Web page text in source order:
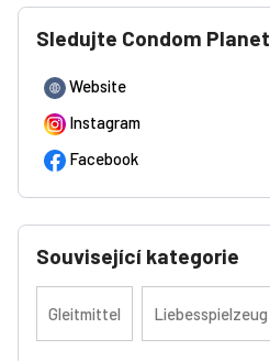
Sledujte Condom Planet
Website
Instagram
Facebook
Související kategorie
Gleitmittel Liebesspielzeug